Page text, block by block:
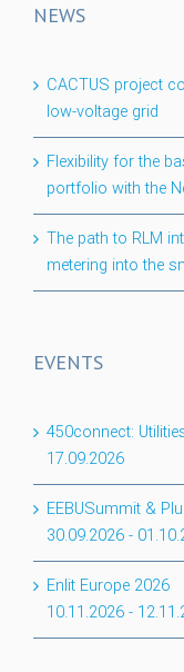
NEWS
CACTUS project
low-voltage grid
Flexibility for the
portfolio with the
The path to RLM
metering into the
EVENTS
450connect:
17.09.2026
EEBUSummit &
30.09.2026 -
Enlit Europe 2026
10.11.2026 -